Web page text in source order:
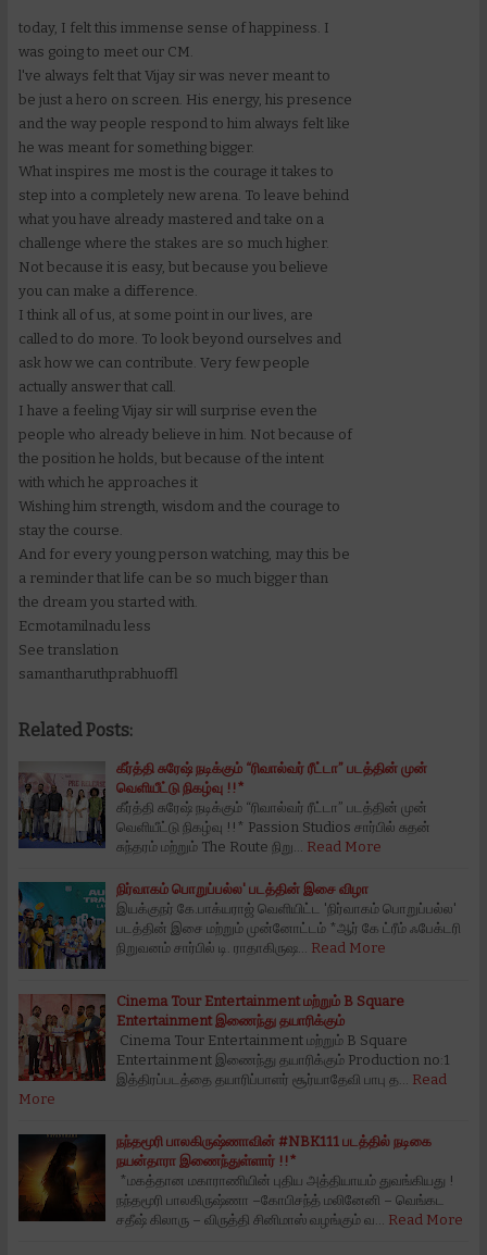
today, I felt this immense sense of happiness. I
was going to meet our CM.
l've always felt that Vijay sir was never meant to
be just a hero on screen. His energy, his presence
and the way people respond to him always felt like
he was meant for something bigger.
What inspires me most is the courage it takes to
step into a completely new arena. To leave behind
what you have already mastered and take on a
challenge where the stakes are so much higher.
Not because it is easy, but because you believe
you can make a difference.
I think all of us, at some point in our lives, are
called to do more. To look beyond ourselves and
ask how we can contribute. Very few people
actually answer that call.
I have a feeling Vijay sir will surprise even the
people who already believe in him. Not because of
the position he holds, but because of the intent
with which he approaches it
Wishing him strength, wisdom and the courage to
stay the course.
And for every young person watching, may this be
a reminder that life can be so much bigger than
the dream you started with.
Ecmotamilnadu less
See translation
samantharuthprabhuoffl
Related Posts:
கீர்த்தி சுரேஷ் நடிக்கும் “ரிவால்வர் ரீட்டா” படத்தின் முன்
வெளியீட்டு நிகழ்வு !!*
கீர்த்தி சுரேஷ் நடிக்கும் “ரிவால்வர் ரீட்டா” படத்தின் முன்
வெளியீட்டு நிகழ்வு !!* Passion Studios சார்பில் சுதன்
சுந்தரம் மற்றும் The Route நிறு…
Read More
நிர்வாகம் பொறுப்பல்ல' படத்தின் இசை விழா
இயக்குநர் கே.‌பாக்யராஜ் வெளியிட்ட 'நிர்வாகம் பொறுப்பல்ல'
படத்தின் இசை மற்றும் முன்னோட்டம் *ஆர் கே ட்ரீம் ஃபேக்டரி
நிறுவனம் சார்பில் டி. ராதாகிருஷ…
Read More
Cinema Tour Entertainment மற்றும் B Square
Entertainment இணைந்து தயாரிக்கும்
Cinema Tour Entertainment மற்றும் B Square
Entertainment இணைந்து தயாரிக்கும் Production no:1
இத்திரப்படத்தை தயாரிப்பாளர் சூர்யாதேவி பாபு த…
Read
More
நந்தமூரி பாலகிருஷ்ணாவின் #NBK111 படத்தில் நடிகை
நயன்தாரா இணைந்துள்ளார் !!*
*மகத்தான மகாராணியின் புதிய அத்தியாயம் துவங்கியது !
நந்தமூரி பாலகிருஷ்ணா –கோபிசந்த் மலினேனி – வெங்கட
சதீஷ் கிலாரு – விருத்தி சினிமாஸ் வழங்கும் வ…
Read More